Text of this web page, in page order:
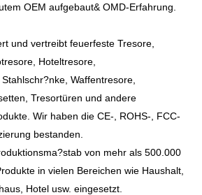
OEM aufgebaut& OMD-Erfahrung.
und vertreibt feuerfeste Tresore,
Hoteltresore,
Waffentresore,
Tresortüren und andere
Wir haben die CE-, ROHS-, FCC-
bestanden.
von mehr als 500.000
in vielen Bereichen wie Haushalt,
Hotel usw. eingesetzt.